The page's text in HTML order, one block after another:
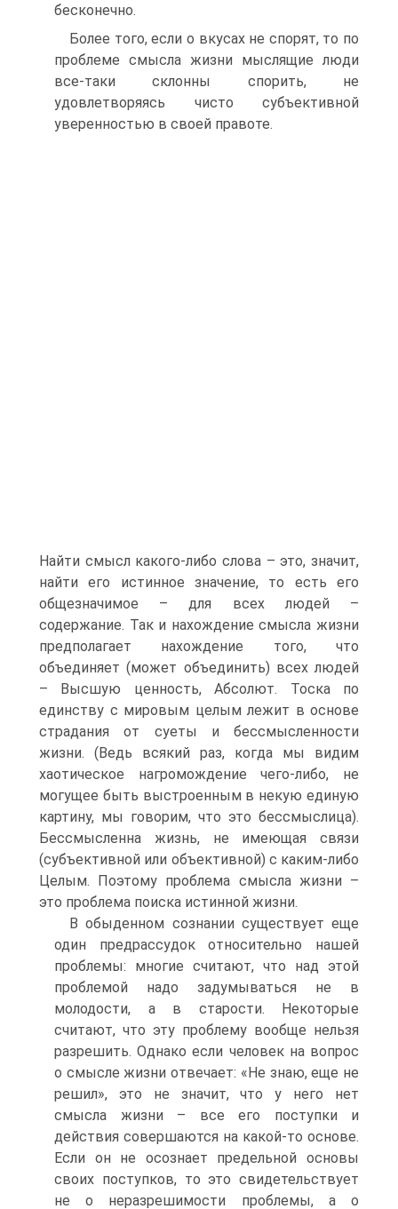
бесконечно.
Более того, если о вкусах не спорят, то по
проблеме смысла жизни мыслящие люди
все-таки склонны спорить, не
удовлетворяясь чисто субъективной
уверенностью в своей правоте.
Найти смысл какого-либо слова – это, значит,
найти его истинное значение, то есть его
общезначимое – для всех людей –
содержание. Так и нахождение смысла жизни
предполагает нахождение того, что
объединяет (может объединить) всех людей
– Высшую ценность, Абсолют. Тоска по
единству с мировым целым лежит в основе
страдания от суеты и бессмысленности
жизни. (Ведь всякий раз, когда мы видим
хаотическое нагромождение чего-либо, не
могущее быть выстроенным в некую единую
картину, мы говорим, что это бессмыслица).
Бессмысленна жизнь, не имеющая связи
(субъективной или объективной) с каким-либо
Целым. Поэтому проблема смысла жизни –
это проблема поиска истинной жизни.
В обыденном сознании существует еще
один предрассудок относительно нашей
проблемы: многие считают, что над этой
проблемой надо задумываться не в
молодости, а в старости. Некоторые
считают, что эту проблему вообще нельзя
разрешить. Однако если человек на вопрос
о смысле жизни отвечает: «Не знаю, еще не
решил», это не значит, что у него нет
смысла жизни – все его поступки и
действия совершаются на какой-то основе.
Если он не осознает предельной основы
своих поступков, то это свидетельствует
не о неразрешимости проблемы, а о